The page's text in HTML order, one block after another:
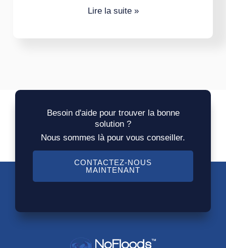
réparation
Lire la suite »
Besoin d'aide pour trouver la bonne
solution ?
Nous sommes là pour vous conseiller.
CONTACTEZ-NOUS
MAINTENANT